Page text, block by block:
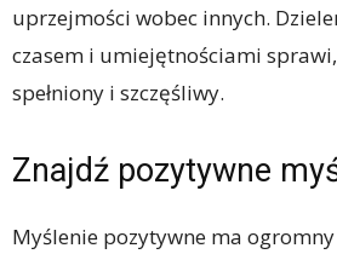
uprzejmości wobec innych.
czasem i umiejętnościami
spełniony i szczęśliwy.
Znajdź pozytywne
Myślenie pozytywne ma ogromny